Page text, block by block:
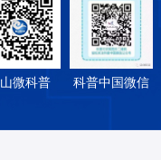
微科普 科普中国微信